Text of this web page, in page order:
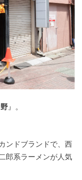
』。
ンドブランドで、西
郎系ラーメンが人気